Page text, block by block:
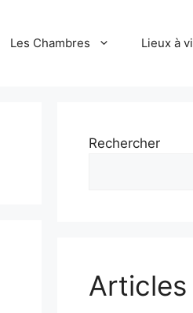
Les Chambres Lieux à
Rechercher